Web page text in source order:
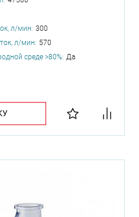
л/мин: 300
л/мин: 570
среде >80%: Да